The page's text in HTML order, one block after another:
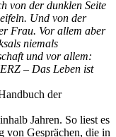
von der dunklen Seite
Und von der
Frau. Vor allem aber
niemals
und vor allem:
– Das Leben ist
der
Jahren. So liest es
von Gesprächen, die in